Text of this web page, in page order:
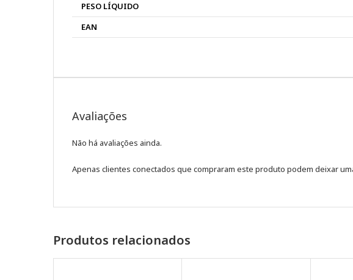
PESO LÍQUIDO
EAN
Avaliações
Não há avaliações ainda.
Apenas clientes conectados que compraram este produto podem deixar
Produtos relacionados